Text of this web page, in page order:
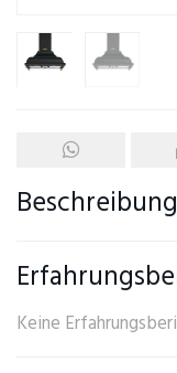
Beschreibung
Keine